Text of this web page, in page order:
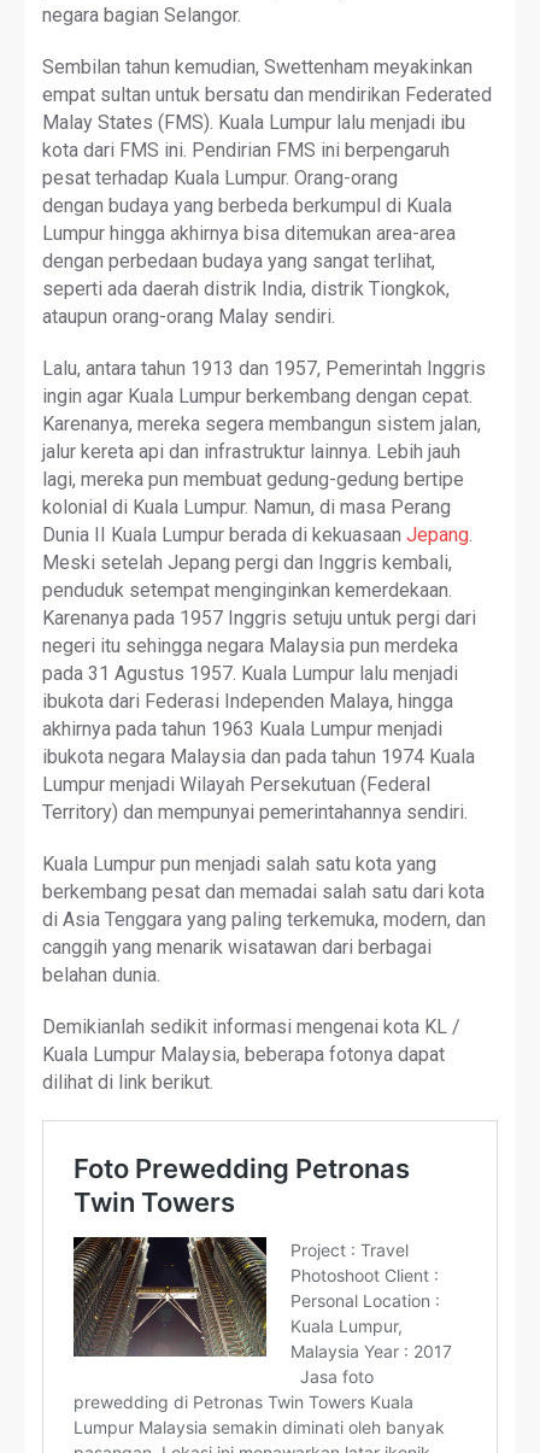
negara bagian Selangor.
Sembilan tahun kemudian, Swettenham meyakinkan
empat sultan untuk bersatu dan mendirikan Federated
Malay States (FMS). Kuala Lumpur lalu menjadi ibu
kota dari FMS ini. Pendirian FMS ini berpengaruh
pesat terhadap Kuala Lumpur. Orang-orang
dengan budaya yang berbeda berkumpul di Kuala
Lumpur hingga akhirnya bisa ditemukan area-area
dengan perbedaan budaya yang sangat terlihat,
seperti ada daerah distrik India, distrik Tiongkok,
ataupun orang-orang Malay sendiri.
Lalu, antara tahun 1913 dan 1957, Pemerintah Inggris
ingin agar Kuala Lumpur berkembang dengan cepat.
Karenanya, mereka segera membangun sistem jalan,
jalur kereta api dan infrastruktur lainnya. Lebih jauh
lagi, mereka pun membuat gedung-gedung bertipe
kolonial di Kuala Lumpur. Namun, di masa Perang
Dunia II Kuala Lumpur berada di kekuasaan Jepang.
Meski setelah Jepang pergi dan Inggris kembali,
penduduk setempat menginginkan kemerdekaan.
Karenanya pada 1957 Inggris setuju untuk pergi dari
negeri itu sehingga negara Malaysia pun merdeka
pada 31 Agustus 1957. Kuala Lumpur lalu menjadi
ibukota dari Federasi Independen Malaya, hingga
akhirnya pada tahun 1963 Kuala Lumpur menjadi
ibukota negara Malaysia dan pada tahun 1974 Kuala
Lumpur menjadi Wilayah Persekutuan (Federal
Territory) dan mempunyai pemerintahannya sendiri.
Kuala Lumpur pun menjadi salah satu kota yang
berkembang pesat dan memadai salah satu dari kota
di Asia Tenggara yang paling terkemuka, modern, dan
canggih yang menarik wisatawan dari berbagai
belahan dunia.
Demikianlah sedikit informasi mengenai kota KL /
Kuala Lumpur Malaysia, beberapa fotonya dapat
dilihat di link berikut.